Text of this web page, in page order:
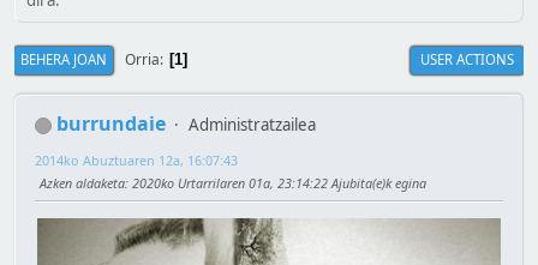
BEHERA JOAN Orria 1 USER ACTIONS
burrundaie Administratzailea
2014ko Abuztuaren 12a, 16:07:43
Azken aldaketa: 2020ko Urtarrilaren 01a, 23:14:22 Ajubita(e)k egina